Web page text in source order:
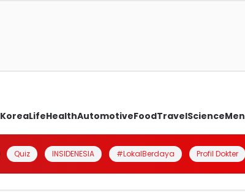
KoreaLifeHealthAutomotiveFoodTravelScienceMen
Quiz INSIDENESIA #LokalBerdaya Profil Dokter